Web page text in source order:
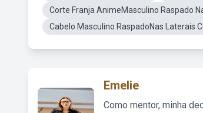
Corte Franja AnimeMasculino Raspado
Cabelo Masculino RaspadoNas Laterais
Emelie
Como mentor, minha